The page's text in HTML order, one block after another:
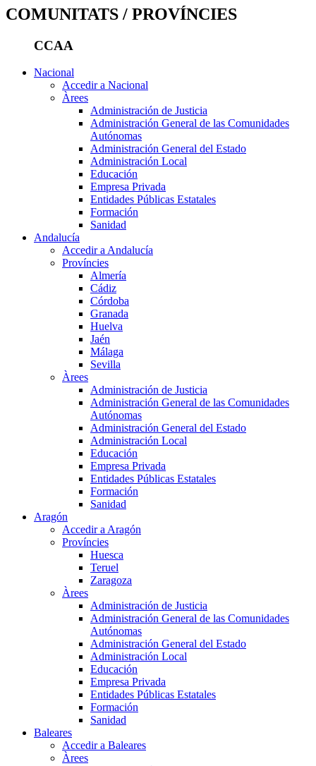
COMUNITATS / PROVÍNCIES
CCAA
Nacional
Accedir a Nacional
Àrees
Administración de Justicia
Administración General de las Comunidades
Autónomas
Administración General del Estado
Administración Local
Educación
Empresa Privada
Entidades Públicas Estatales
Formación
Sanidad
Andalucía
Accedir a Andalucía
Províncies
Almería
Cádiz
Córdoba
Granada
Huelva
Jaén
Málaga
Sevilla
Àrees
Administración de Justicia
Administración General de las Comunidades
Autónomas
Administración General del Estado
Administración Local
Educación
Empresa Privada
Entidades Públicas Estatales
Formación
Sanidad
Aragón
Accedir a Aragón
Províncies
Huesca
Teruel
Zaragoza
Àrees
Administración de Justicia
Administración General de las Comunidades
Autónomas
Administración General del Estado
Administración Local
Educación
Empresa Privada
Entidades Públicas Estatales
Formación
Sanidad
Baleares
Accedir a Baleares
Àrees